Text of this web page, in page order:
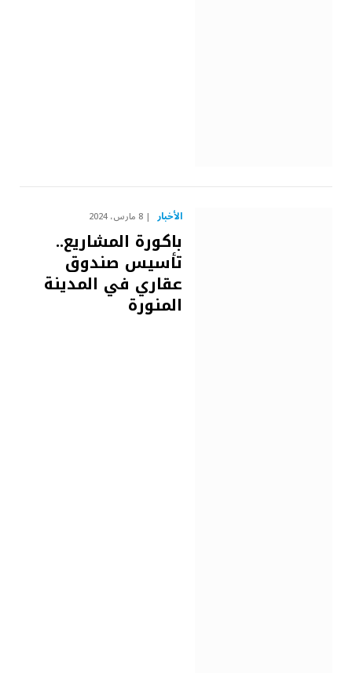
الأخبار 8 مارس، 2024
باكورة المشاريع..
تأسيس صندوق
عقاري في المدينة
المنورة